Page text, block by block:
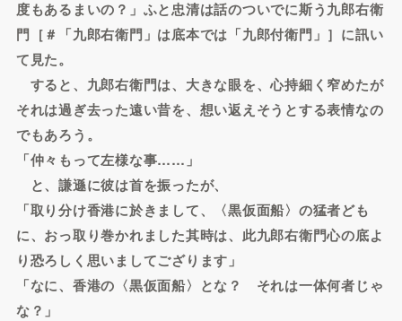
度もあるまいの？」ふと忠清は話のついでに斯う九郎右衛
門［＃「九郎右衛門」は底本では「九郎付衛門」］に訊い
て見た。
すると、九郎右衛門は、大きな眼を、心持細く窄めたが
それは過ぎ去った遠い昔を、想い返えそうとする表情なの
でもあろう。
「仲々もって左様な事……」
と、謙遜に彼は首を振ったが、
「取り分け香港に於きまして、〈黒仮面船〉の猛者ども
に、おっ取り巻かれました其時は、此九郎右衛門心の底よ
り恐ろしく思いましてござります」
「なに、香港の〈黒仮面船〉とな？ それは一体何者じゃ
な？」